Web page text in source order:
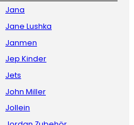
Jana
Jane Lushka
Janmen
Jep Kinder
Jets
John Miller
Jollein